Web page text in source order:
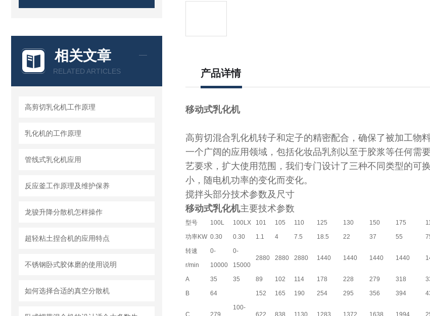
相关文章
RELATED ARTICLES
高剪切乳化机工作原理
乳化机的工作原理
管线式乳化机应用
反应釜工作原理及维护保养
龙骏升降分散机怎样操作
超轻粘土捏合机的应用特点
不锈钢卧式胶体磨的使用说明
如何选择合适的真空分散机
产品详情
移动式乳化机
高剪切混合乳化机转子和定子的精密配合，确保了被加工物
一个广阔的应用领域，包括化妆品乳剂以至于胶浆等任何需
艺要求，扩大使用范围，我们专门设计了三种不同类型的可
小，随电机功率的变化而变化。
搅拌头部分技术参数及尺寸
移动式乳化机主要技术参数
型号 100L 100LX 101 105 110 125 130 150 175
功率KW 0.30 0.30 1.1 4 7.5 18.5 22 37 55
转速
r/min
0-
10000
0-
15000
2880 2880 2880 1440 1440 1440 1440
A 35 35 89 102 114 178 228 279 318
B
64 152 165 190 254 295 356 394
C 279
100-
622
838 1130 1283 1372 1638 1994